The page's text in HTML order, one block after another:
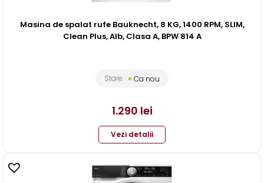
Masina de spalat rufe Bauknecht, 8 KG, 1400 RPM, SLIM,
Clean Plus, Alb, Clasa A, BPW 814 A
Stare: Ca nou
1.290 lei
Vezi detalii